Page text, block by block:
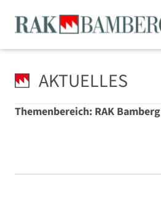
AKTUELLES
Themenbereich: RAK Bamberg